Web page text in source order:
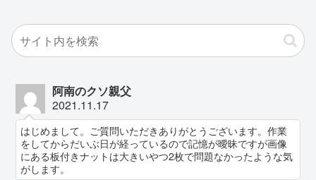
阿南のクソ親父
2021.11.17
はじめまして。ご質問いただきありがとうございます。作業
をしてからだいぶ日が経っているので記憶が曖昧ですが画像
にある板付きナットは大きいやつ2枚で問題なかったような気
がします。